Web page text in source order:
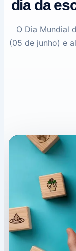
dia da
O Dia Mundial
(05 de junho) e